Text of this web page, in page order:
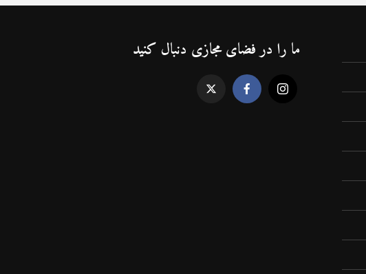
ما را در فضای مجازی دنبال کنید